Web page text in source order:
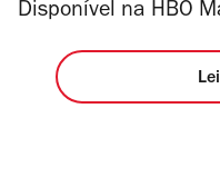
Disponível na HBO